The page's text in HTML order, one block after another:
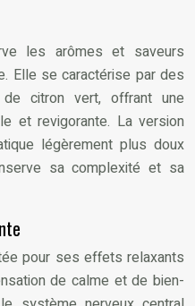
les arômes et saveurs
Elle se caractérise par des
citron vert, offrant une
et revigorante. La version
légèrement plus doux
sa complexité et sa
pour ses effets relaxants
de calme et de bien-